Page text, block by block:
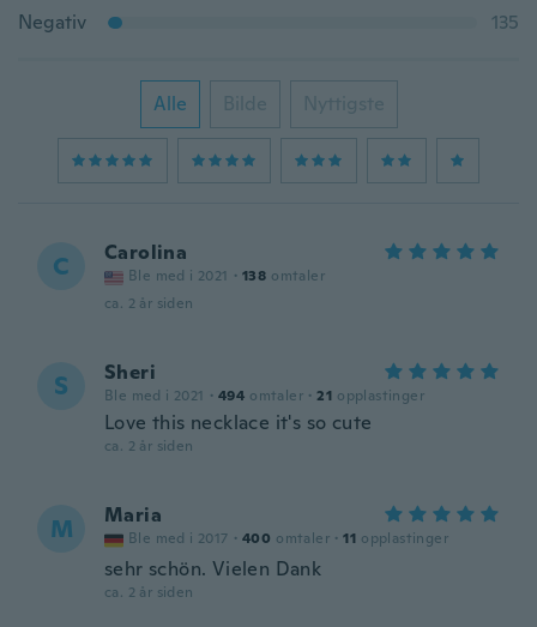
Negativ
135
Alle Bilde Nyttigste
C Carolina
Ble med i 2021 · 138 omtaler
ca. 2 år siden
S Sheri
Ble med i 2021 · 494 omtaler · 21 opplastinger
Love this necklace it's so cute
ca. 2 år siden
M Maria
Ble med i 2017 · 400 omtaler · 11 opplastinger
sehr schön. Vielen Dank
ca. 2 år siden